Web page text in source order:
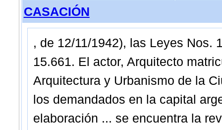
CASACIÓN
, de 12/11/1942), las Leyes Nos.
15.661. El actor, Arquitecto
Arquitectura y Urbanismo de la
los demandados en la capital
elaboración ... se encuentra la